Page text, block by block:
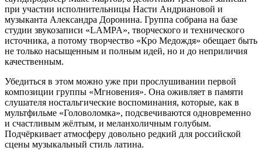
при участии исполнительницы Насти Андриановой и
музыканта Александра Доронина. Группа собрана на базе
студии звукозаписи «LAMPA», творческого и технического
источника, а потому творчество «Кро Медождя» обещает быть
не только насыщенным и полным идей, но и до неприличия
качественным.
Убедиться в этом можно уже при прослушивании первой
композиции группы «Мгновения». Она оживляет в памяти
слушателя ностальгические воспоминания, которые, как в
мультфильме «Головоломка», подсвечиваются одновременно
и счастливым жёлтым, и меланхоличным голубым.
Подчёркивает атмосферу довольно редкий для российской
сцены музыкальный стиль латина.